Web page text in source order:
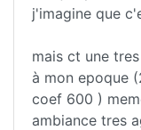
j'imagine que
mais ct une
à mon epoque
coef 600 )
ambiance tres